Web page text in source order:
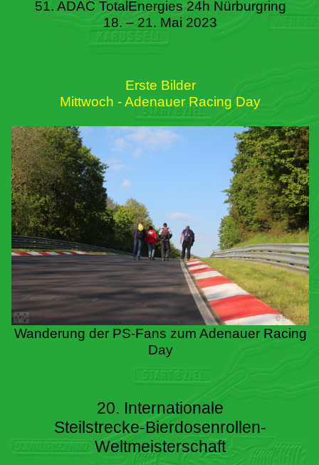
51. ADAC TotalEnergies 24h Nürburgring
18. – 21. Mai 2023
Erste Bilder
Mittwoch - Adenauer Racing Day
Wanderung der PS-Fans zum Adenauer Racing
Day
20. Internationale
Steilstrecke-Bierdosenrollen-
Weltmeisterschaft